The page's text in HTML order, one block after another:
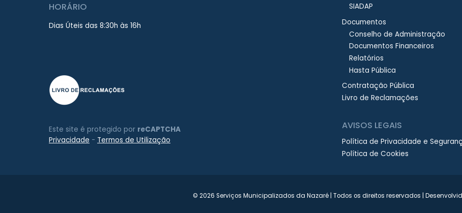
HORÁRIO
Dias Úteis das 8:30h às 16h
Este site é protegido por reCAPTCHA
Privacidade - Termos de Utilização
SIADAP
Documentos
Conselho de Administração
Documentos Financeiros
Relatórios
Hasta Pública
Contratação Pública
Livro de Reclamações
AVISOS LEGAIS
Política de Privacidade e
Política de Cookies
© 2026 Serviços Municipalizados da Nazaré | Todos os direitos reservados |